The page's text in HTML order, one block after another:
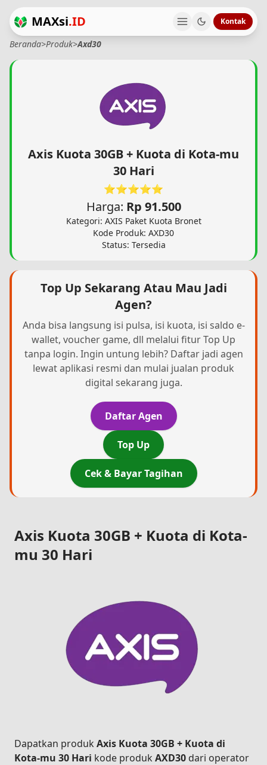
MAXsi.ID Kontak
Beranda>Produk>Axd30
Axis Kuota 30GB + Kuota di Kota-mu
30 Hari
⭐⭐⭐⭐⭐
Harga: Rp 91.500
Kategori: AXIS Paket Kuota Bronet
Kode Produk: AXD30
Status: Tersedia
Top Up Sekarang Atau Mau Jadi
Agen?
Anda bisa langsung isi pulsa, isi kuota, isi saldo e-
wallet, voucher game, dll melalui fitur Top Up
tanpa login. Ingin untung lebih? Daftar jadi agen
lewat aplikasi resmi dan mulai jualan produk
digital sekarang juga.
Daftar Agen
Top Up
Cek & Bayar Tagihan
Axis Kuota 30GB + Kuota di Kota-
mu 30 Hari
Dapatkan produk Axis Kuota 30GB + Kuota di
Kota-mu 30 Hari kode produk AXD30 dari operator